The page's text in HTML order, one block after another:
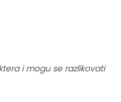
i mogu se razlikovati